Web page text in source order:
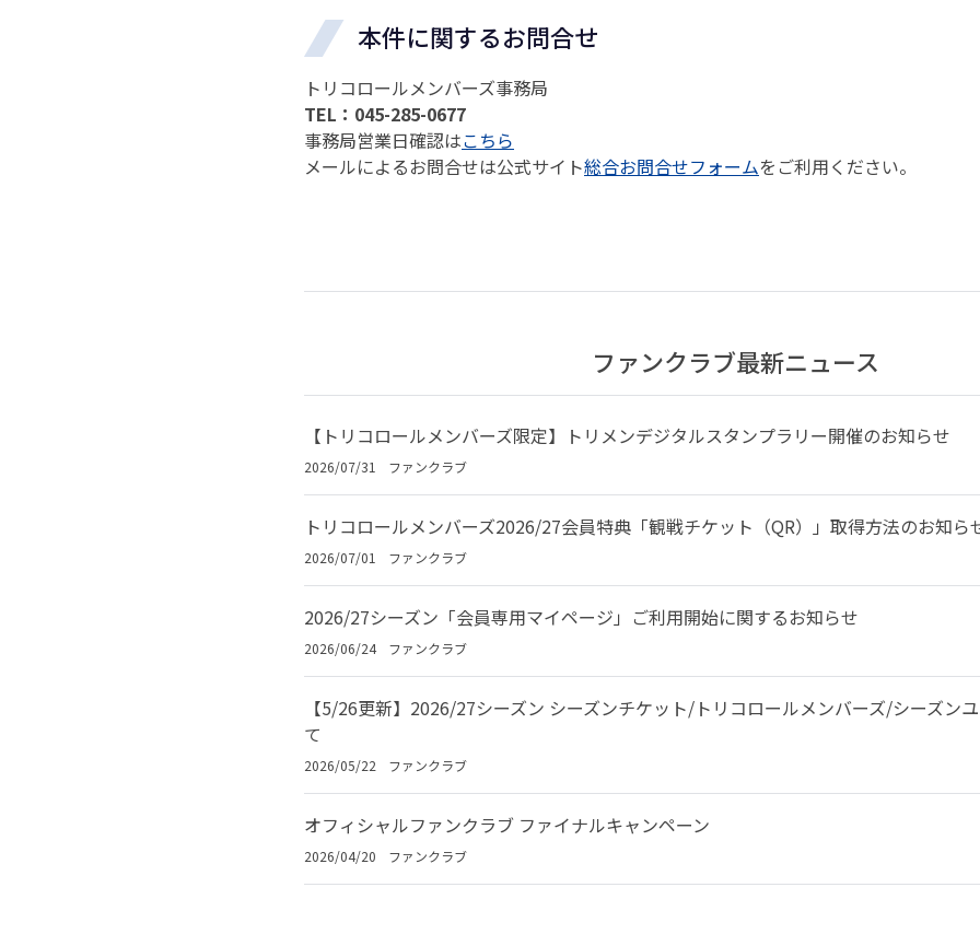
本件に関するお問合せ
トリコロールメンバーズ事務局
TEL：045-285-0677
事務局営業日確認はこちら
メールによるお問合せは公式サイト総合お問合せフォームをご利用ください。
ファンクラブ最新ニュース
【トリコロールメンバーズ限定】トリメンデジタルスタンプラリー開催のお知らせ
2026/07/31 ファンクラブ
トリコロールメンバーズ2026/27会員特典「観戦チケット（QR）」取得方法のお知ら
2026/07/01 ファンクラブ
2026/27シーズン「会員専用マイページ」ご利用開始に関するお知らせ
2026/06/24 ファンクラブ
【5/26更新】2026/27シーズン シーズンチケット/トリコロールメンバーズ/シーズン
て
2026/05/22 ファンクラブ
オフィシャルファンクラブ ファイナルキャンペーン
2026/04/20 ファンクラブ